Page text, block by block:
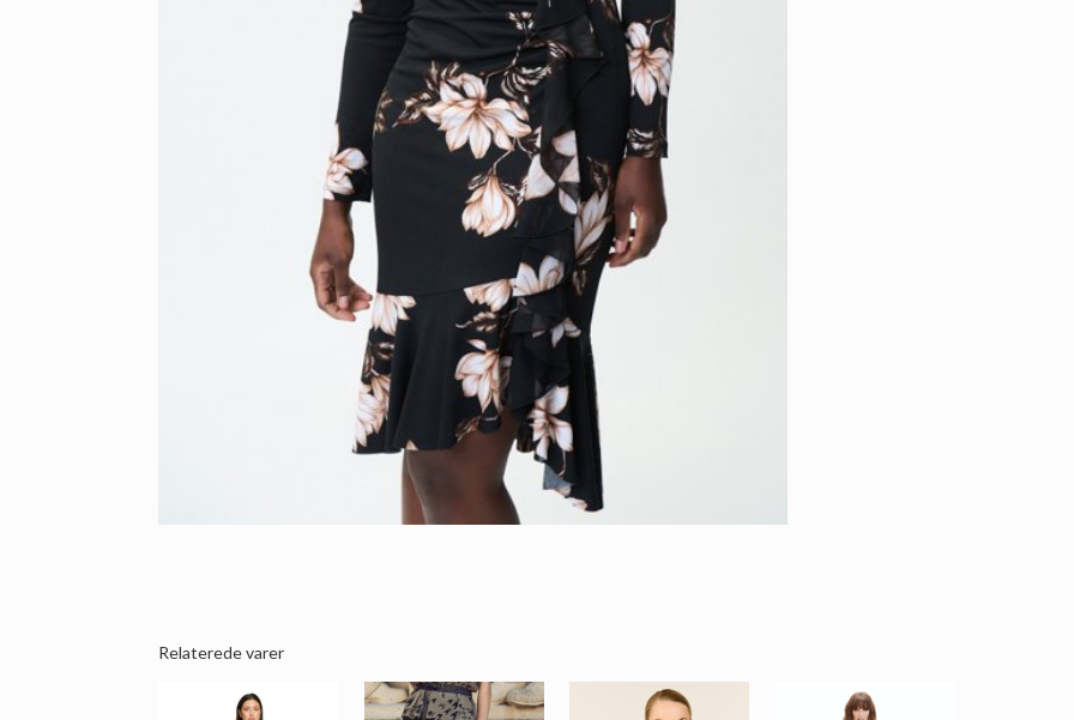
Relaterede varer